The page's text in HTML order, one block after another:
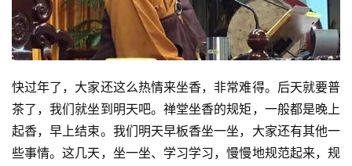
快过年了，大家还这么热情来坐香，非常难得。后天就要普
茶了，我们就坐到明天吧。禅堂坐香的规矩，一般都是晚上
起香，早上结束。我们明天早板香坐一坐，大家还有其他一
些事情。这几天，坐一坐、学习学习，慢慢地规范起来，规